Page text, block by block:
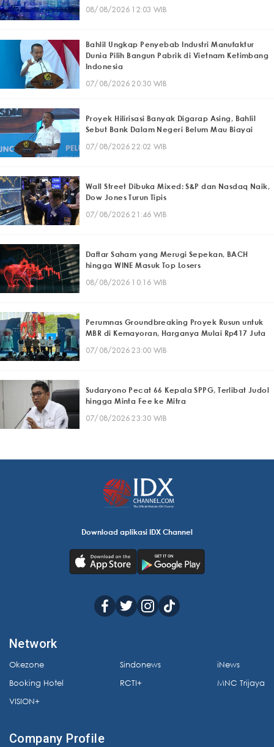
08/08/2026 12:03 WIB
Bahlil Ungkap Penyebab Industri Manufaktur
Dunia Pilih Bangun Pabrik di Vietnam Ketimbang
Indonesia
07/08/2026 20:30 WIB
Proyek Hilirisasi Banyak Digarap Asing, Bahlil
Sebut Bank Dalam Negeri Belum Mau Biayai
07/08/2026 22:02 WIB
Wall Street Dibuka Mixed: S&P dan Nasdaq Naik,
Dow Jones Turun Tipis
07/08/2026 21:46 WIB
Daftar Saham yang Merugi Sepekan, BACH
hingga WINE Masuk Top Losers
08/08/2026 10:16 WIB
Perumnas Groundbreaking Proyek Rusun untuk
MBR di Kemayoran, Harganya Mulai Rp417 Juta
07/08/2026 23:00 WIB
Sudaryono Pecat 66 Kepala SPPG, Terlibat Judol
hingga Minta Fee ke Mitra
07/08/2026 23:30 WIB
Download aplikasi IDX Channel
Network
Okezone
Booking Hotel
VISION+
Sindonews
RCTI+
iNews
MNC Trijaya
Company Profile